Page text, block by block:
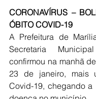
CORONAVÍRUS –
ÓBITO COVID-19
A Prefeitura de
Secretaria
confirmou na manhã
23 de janeiro, mais
Covid-19, chegando a